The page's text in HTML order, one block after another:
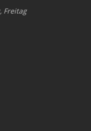
Freitag